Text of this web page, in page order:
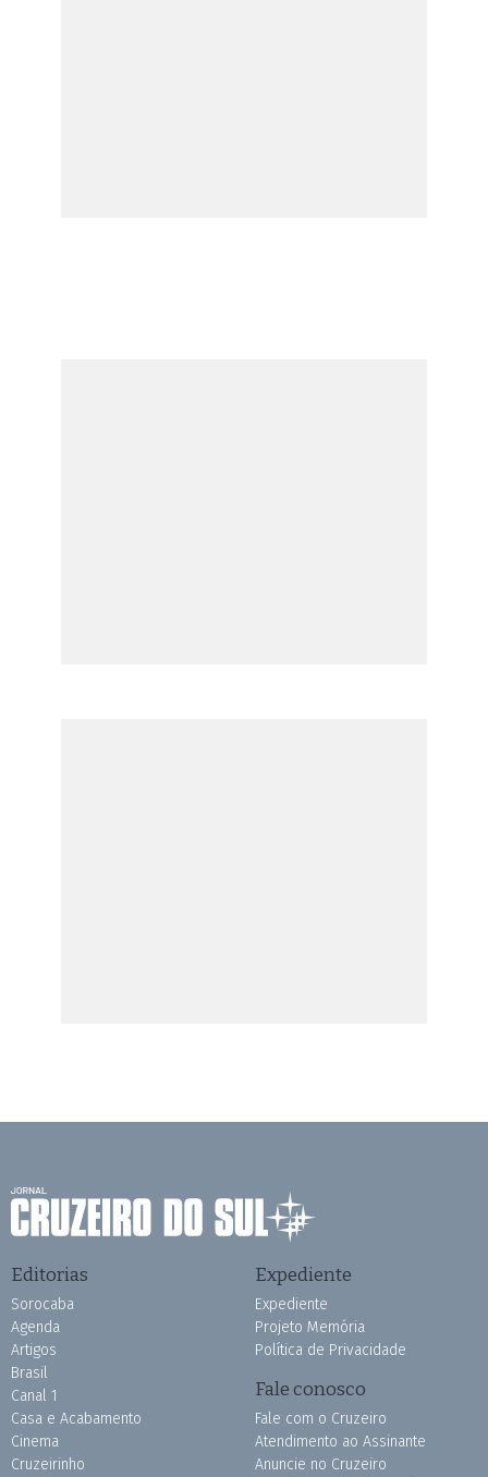
Editorias
Sorocaba
Agenda
Artigos
Brasil
Canal 1
Casa e Acabamento
Cinema
Cruzeirinho
Expediente
Expediente
Projeto Memória
Política de Privacidade
Fale conosco
Fale com o Cruzeiro
Atendimento ao Assinante
Anuncie no Cruzeiro